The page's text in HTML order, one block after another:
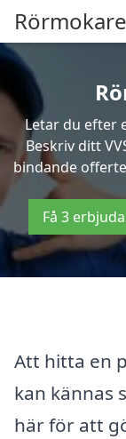
Letar du efter
Beskriv ditt
bindande
Få 3
Att hitta en
kan kännas
här för att